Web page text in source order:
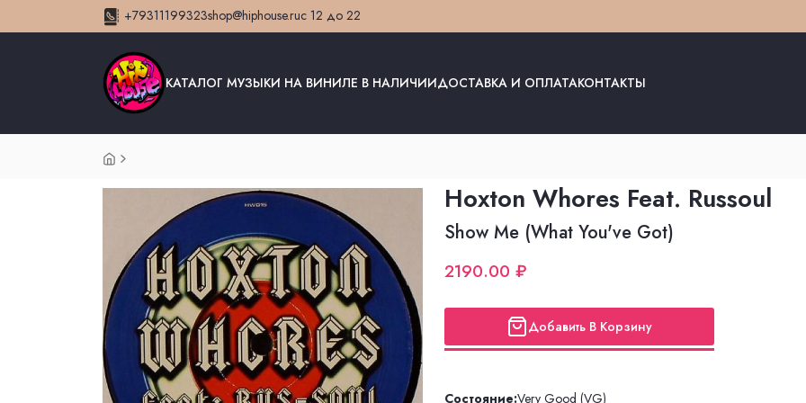
+79311199323shop@hiphouse.ruс 12 до 22
КАТАЛОГ МУЗЫКИ НА ВИНИЛЕ В НАЛИЧИИДОСТАВКА И ОПЛАТАКОНТАКТЫ
Hoxton Whores Feat. Russoul
Show Me (What You've Got)
2190.00 ₽
Добавить В Корзину
Состояние:Very Good (VG)